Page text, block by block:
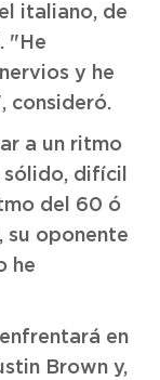
italiano, de
"He
y he
consideró.
a un ritmo
difícil
del 60 ó
su oponente
he
en
Brown y,